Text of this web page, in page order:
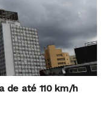
de até 110 km/h